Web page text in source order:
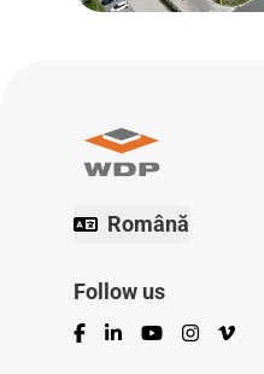
Română
Follow us
Facebook
LinkedInYouTubeInstagram
Vimeo